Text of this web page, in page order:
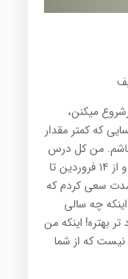
میکنن،
كه كمتر مقدار
من كل درس
خوندنم ميشه از اوايل مرداد تا اول دي و از ١٤ فروردين تا
سعی کردم که
چه سالي
بهتره! اينكه من
نيست كه از شما